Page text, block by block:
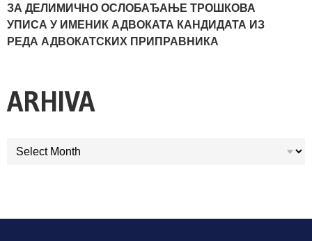
ЗА ДЕЛИМИЧНО ОСЛОБАЂАЊЕ ТРОШКОВА
УПИСА У ИМЕНИК АДВОКАТА КАНДИДАТА ИЗ
РЕДА АДВОКАТСКИХ ПРИПРАВНИКА
ARHIVA
ARHIVA